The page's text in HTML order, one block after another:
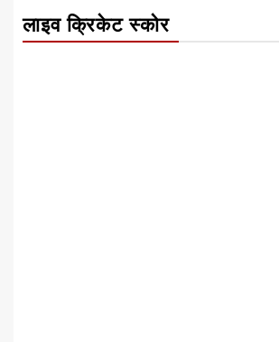
लाइव क्रिकेट स्कोर